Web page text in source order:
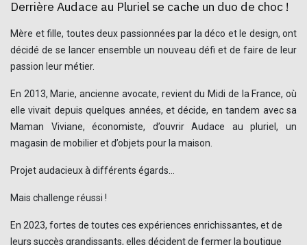
Derrière Audace au Pluriel se cache un duo de choc !
Mère et fille, toutes deux passionnées par la déco et le design, ont
décidé de se lancer ensemble un nouveau défi et de faire de leur
passion leur métier.
En 2013, Marie, ancienne avocate, revient du Midi de la France, où
elle vivait depuis quelques années, et décide, en tandem avec sa
Maman Viviane, économiste, d’ouvrir Audace au pluriel, un
magasin de mobilier et d’objets pour la maison.
Projet audacieux à différents égards…
Mais challenge réussi !
En 2023, fortes de toutes ces expériences enrichissantes, et de
leurs succès grandissants, elles décident de fermer la boutique